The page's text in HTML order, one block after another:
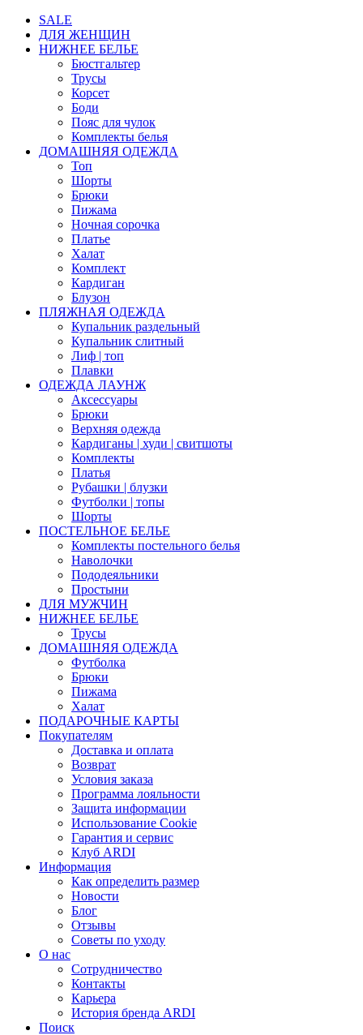
SALE
ДЛЯ ЖЕНЩИН
НИЖНЕЕ БЕЛЬЕ
Бюстгальтер
Трусы
Корсет
Боди
Пояс для чулок
Комплекты белья
ДОМАШНЯЯ ОДЕЖДА
Топ
Шорты
Брюки
Пижама
Ночная сорочка
Платье
Халат
Комплект
Кардиган
Блузон
ПЛЯЖНАЯ ОДЕЖДА
Купальник раздельный
Купальник слитный
Лиф | топ
Плавки
ОДЕЖДА ЛАУНЖ
Аксессуары
Брюки
Верхняя одежда
Кардиганы | худи | свитшоты
Комплекты
Платья
Рубашки | блузки
Футболки | топы
Шорты
ПОСТЕЛЬНОЕ БЕЛЬЕ
Комплекты постельного белья
Наволочки
Пододеяльники
Простыни
ДЛЯ МУЖЧИН
НИЖНЕЕ БЕЛЬЕ
Трусы
ДОМАШНЯЯ ОДЕЖДА
Футболка
Брюки
Пижама
Халат
ПОДАРОЧНЫЕ КАРТЫ
Покупателям
Доставка и оплата
Возврат
Условия заказа
Программа лояльности
Защита информации
Использование Cookie
Гарантия и сервис
Клуб ARDI
Информация
Как определить размер
Новости
Блог
Отзывы
Советы по уходу
О нас
Сотрудничество
Контакты
Карьера
История бренда ARDI
Поиск